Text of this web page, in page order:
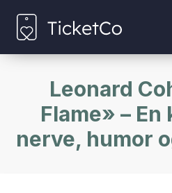
Leonard
Flame» – En
nerve, humor